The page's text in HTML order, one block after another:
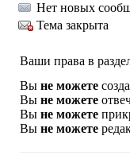
Нет новых
Тема закрыта
Ваши права в
Вы не можете
Вы не можете
Вы не можете
Вы не можете